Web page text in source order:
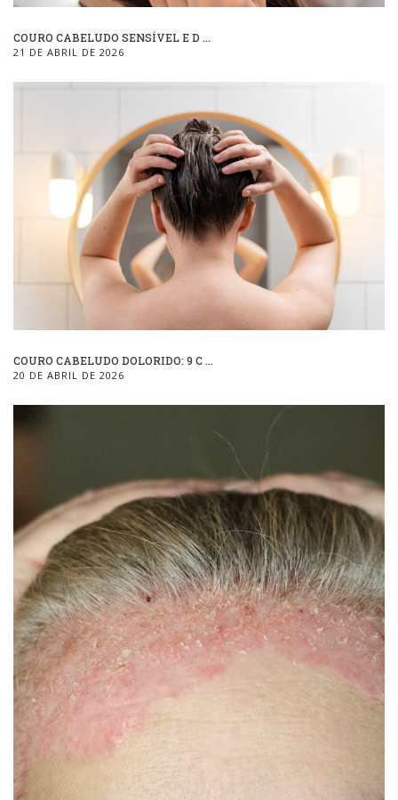
COURO CABELUDO SENSÍVEL E D ...
21 DE ABRIL DE 2026
COURO CABELUDO DOLORIDO: 9 C ...
20 DE ABRIL DE 2026